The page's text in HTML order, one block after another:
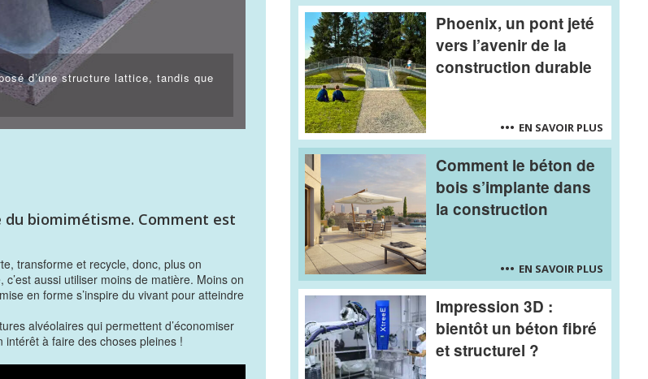
d’une structure lattice, tandis que
biomimétisme. Comment est
transforme et recycle, donc, plus on
aussi utiliser moins de matière. Moins on
en forme s’inspire du vivant pour atteindre
alvéolaires qui permettent d’économiser
intérêt à faire des choses pleines !
Phoenix, un pont jeté
vers l’avenir de la
construction durable
EN SAVOIR PLUS
Comment le béton de
bois s’implante dans
la construction
EN SAVOIR PLUS
Impression 3D :
bientôt un béton fibré
et structurel ?